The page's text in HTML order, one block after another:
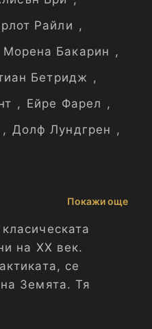
Райли ,
Морена Бакарин ,
Бетридж ,
, Ейре Фарел ,
, Долф Лундгрен ,
Покажи още
на ХХ век.
се
Земята. Тя